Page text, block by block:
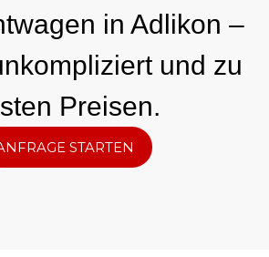
in Adlikon –
und zu
Preisen.
STARTEN